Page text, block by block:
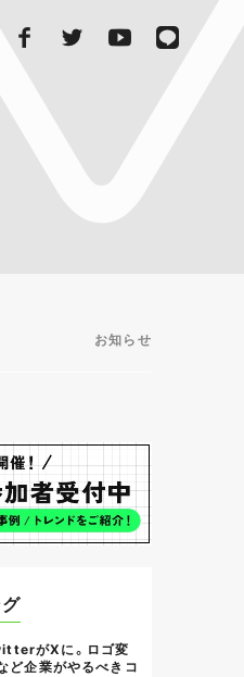
お知らせ
がXに。ロゴ変
ど企業がやるべきコ